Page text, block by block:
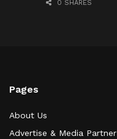
0 SHARES
Pages
About Us
Advertise & Media Partner